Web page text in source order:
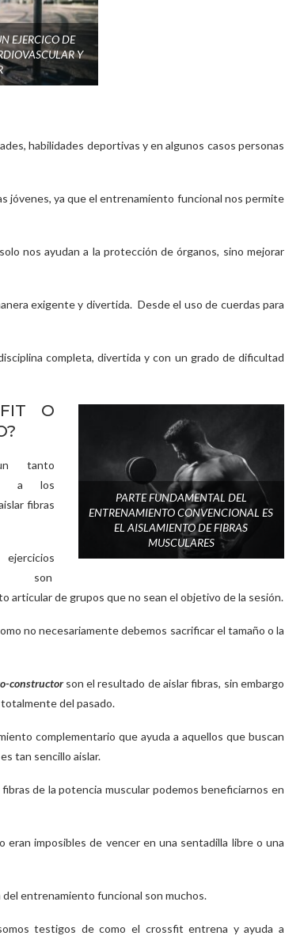
EJERCICO DE
Y
habilidades deportivas y en algunos casos personas
jóvenes, ya que el entrenamiento funcional nos permite
nos ayudan a la protección de órganos, sino mejorar
exigente y divertida. Desde el uso de cuerdas para
completa, divertida y con un grado de dificultad
PARTE FUNDAMENTAL DEL
ENTRENAMIENTO CONVENCIONAL ES
EL AISLAMIENTO DE FIBRAS
MUSCULARES
O
tanto
a los
fibras
son
articular de grupos que no sean el objetivo de la sesión.
no necesariamente debemos sacrificar el tamaño o la
constructorson el resultado de aislar fibras, sin embargo
totalmente del pasado.
complementario que ayuda a aquellos que buscan
tan sencillo aislar.
de la potencia muscular podemos beneficiarnos en
eran imposibles de vencer en una sentadilla libre o una
entrenamiento funcional son muchos.
testigos de como el crossfit entrena y ayuda a